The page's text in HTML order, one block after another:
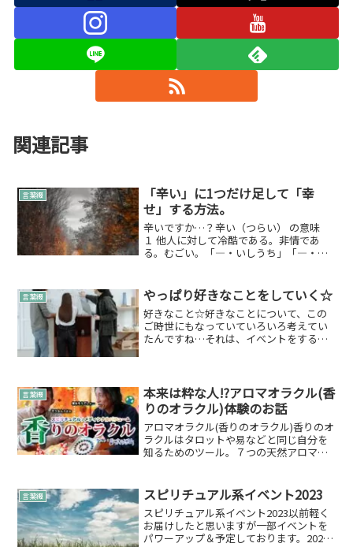
関連記事
言葉綴
「辛い」に1つだけ足して「幸
せ」する方法。
辛いですか…？辛い（つらい） の意味
１ 他人に対して冷酷である。非情であ
る。むごい。「―・いしうち」「―・く
がたい。「―・い別れ」「いじめられて
―・い目にあう」「練習...
言葉綴 やっぱり好きなことをしていく☆
好きなこと☆好きなことについて、この
ご時世にもなっていていろいろ考えてい
たんですね…それは、イベントをするこ
実は結構アグレッシブで...
言葉綴
本来は粋な人!?アロマオラクル(香
りのオラクル)体験のお話
アロマオラクル(香りのオラクル)香りのオ
ラクルはタロットや易などと同じ自分を
知るためのツール。７つの天然アロマを
のオラクルの説明より引用つい先日体験
をさせて頂きました...
言葉綴 スピリチュアル系イベント2023
スピリチュアル系イベント2023以前軽く
お届けしたと思いますが一部イベントを
パワーアップ＆予定しております。2023